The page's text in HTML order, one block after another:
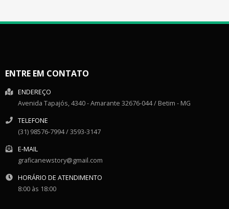
ENTRE EM CONTATO
ENDEREÇO
Avenida Tapajós, 4340- Amarante 32676-044/ Betim - MG
TELEFONE
(31) 98576-7994 / 3593-3147
E-MAIL
graficanewstory@gmail.com
HORÁRIO DE ATENDIMENTO
8:00 às 18:00